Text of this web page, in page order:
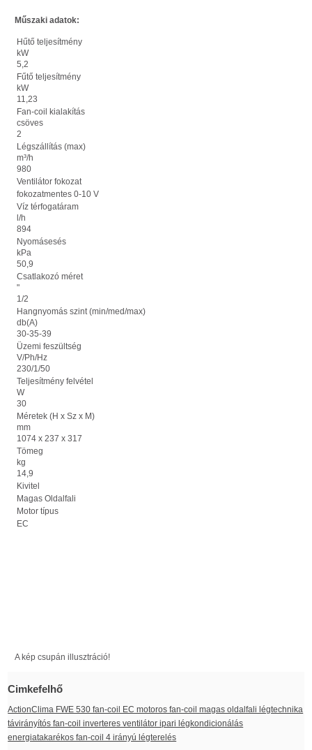
Műszaki adatok:
Hűtő teljesítmény
kW
5,2
Fűtő teljesítmény
kW
11,23
Fan-coil kialakítás
csöves
2
Légszállítás (max)
m³/h
980
Ventilátor fokozat
fokozatmentes 0-10 V
Víz térfogatáram
l/h
894
Nyomásesés
kPa
50,9
Csatlakozó méret
"
1/2
Hangnyomás szint (min/med/max)
db(A)
30-35-39
Üzemi feszültség
V/Ph/Hz
230/1/50
Teljesítmény felvétel
W
30
Méretek (H x Sz x M)
mm
1074 x 237 x 317
Tömeg
kg
14,9
Kivitel
Magas Oldalfali
Motor típus
EC
A kép csupán illusztráció!
Cimkefelhő
ActionClima FWE 530 fan-coil EC motoros fan-coil magas oldalfali légtechnika
távirányítós fan-coil inverteres ventilátor ipari légkondicionálás
energiatakarékos fan-coil 4 irányú légterelés